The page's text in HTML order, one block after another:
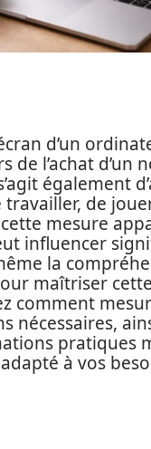
d’un
de l’achat
également
travailler, de
mesure
influencer
la
maîtriser
comment
nécessaires,
pratiques
à vos